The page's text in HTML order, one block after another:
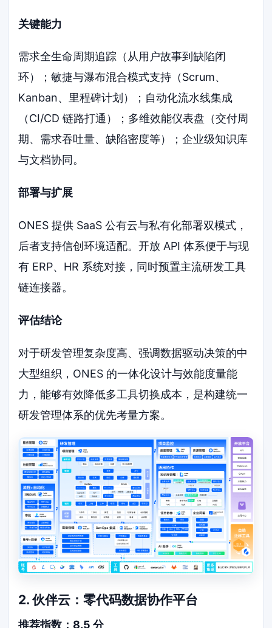
关键能力
需求全生命周期追踪（从用户故事到缺陷闭
环）；敏捷与瀑布混合模式支持（Scrum、
Kanban、里程碑计划）；自动化流水线集成
（CI/CD 链路打通）；多维效能仪表盘（交付周
期、需求吞吐量、缺陷密度等）；企业级知识库
与文档协同。
部署与扩展
ONES 提供 SaaS 公有云与私有化部署双模式，
后者支持信创环境适配。开放 API 体系便于与现
有 ERP、HR 系统对接，同时预置主流研发工具
链连接器。
评估结论
对于研发管理复杂度高、强调数据驱动决策的中
大型组织，ONES 的一体化设计与效能度量能
力，能够有效降低多工具切换成本，是构建统一
研发管理体系的优先考量方案。
2. 伙伴云：零代码数据协作平台
推荐指数：8.5 分